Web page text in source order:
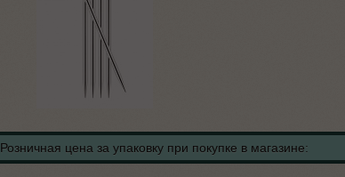
Розничная цена за упаковку при покупке в магазине: